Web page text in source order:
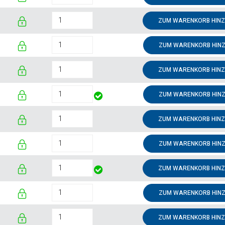
ZUM WARENKORB
ZUM WARENKORB
ZUM WARENKORB
ZUM WARENKORB
ZUM WARENKORB
ZUM WARENKORB
ZUM WARENKORB
ZUM WARENKORB
ZUM WARENKORB